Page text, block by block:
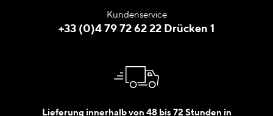
Kundenservice
+33 (0)4 79 72 62 22 Drücken 1
Lieferung innerhalb von 48 bis 72 Stunden in